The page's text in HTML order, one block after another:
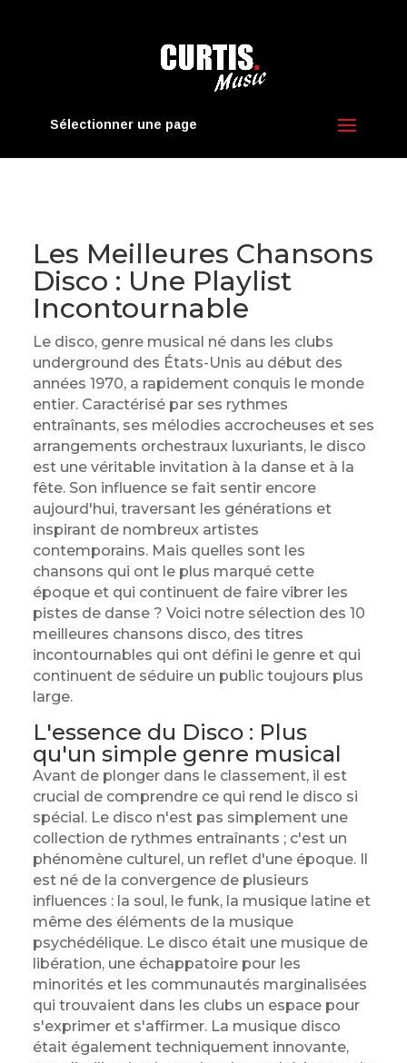
Sélectionner une page
Les Meilleures Chansons
Disco : Une Playlist
Incontournable
Le disco, genre musical né dans les clubs
underground des États-Unis au début des
années 1970, a rapidement conquis le monde
entier. Caractérisé par ses rythmes
entraînants, ses mélodies accrocheuses et ses
arrangements orchestraux luxuriants, le disco
est une véritable invitation à la danse et à la
fête. Son influence se fait sentir encore
aujourd'hui, traversant les générations et
inspirant de nombreux artistes
contemporains. Mais quelles sont les
chansons qui ont le plus marqué cette
époque et qui continuent de faire vibrer les
pistes de danse ? Voici notre sélection des 10
meilleures chansons disco, des titres
incontournables qui ont défini le genre et qui
continuent de séduire un public toujours plus
large.
L'essence du Disco : Plus
qu'un simple genre musical
Avant de plonger dans le classement, il est
crucial de comprendre ce qui rend le disco si
spécial. Le disco n'est pas simplement une
collection de rythmes entraînants ; c'est un
phénomène culturel, un reflet d'une époque. Il
est né de la convergence de plusieurs
influences : la soul, le funk, la musique latine et
même des éléments de la musique
psychédélique. Le disco était une musique de
libération, une échappatoire pour les
minorités et les communautés marginalisées
qui trouvaient dans les clubs un espace pour
s'exprimer et s'affirmer. La musique disco
était également techniquement innovante,